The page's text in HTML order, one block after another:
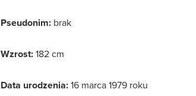
Pseudonim: brak
Wzrost:182 cm
Data urodzenia:16 marca 1979 roku